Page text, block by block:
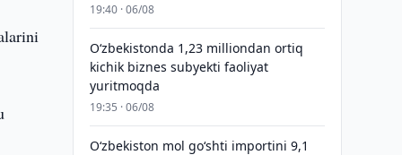
19:40 · 06/08
O‘zbekistonda 1,23 milliondan ortiq
kichik biznes subyekti faoliyat
yuritmoqda
19:35 · 06/08
O‘zbekiston mol go‘shti importini 9,1